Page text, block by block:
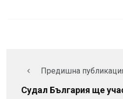
Предишна
Судал България ще